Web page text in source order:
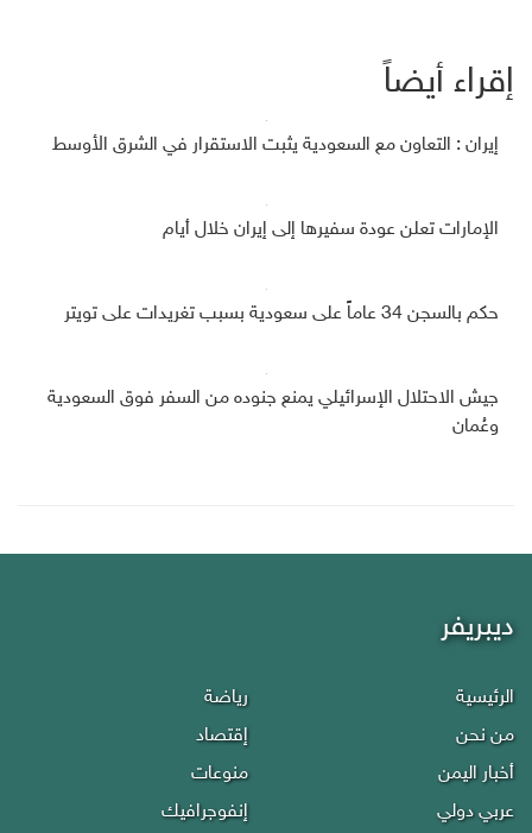
إقراء أيضاً
إيران : التعاون مع السعودية يثبت الاستقرار في الشرق الأوسط
الإمارات تعلن عودة سفيرها إلى إيران خلال أيام
حكم بالسجن 34 عاماً على سعودية بسبب تغريدات على تويتر
جيش الاحتلال الإسرائيلي يمنع جنوده من السفر فوق السعودية
وعُمان
ديبريفر
الرئيسية
من نحن
أخبار اليمن
عربي دولي
رياضة
إقتصاد
منوعات
إنفوجرافيك